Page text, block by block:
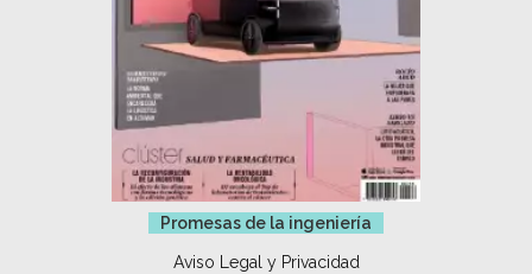
Promesas de la ingeniería
Aviso Legal y Privacidad